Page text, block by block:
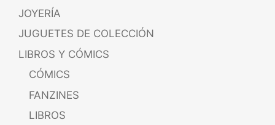
JOYERÍA
JUGUETES DE COLECCIÓN
LIBROS Y CÓMICS
CÓMICS
FANZINES
LIBROS